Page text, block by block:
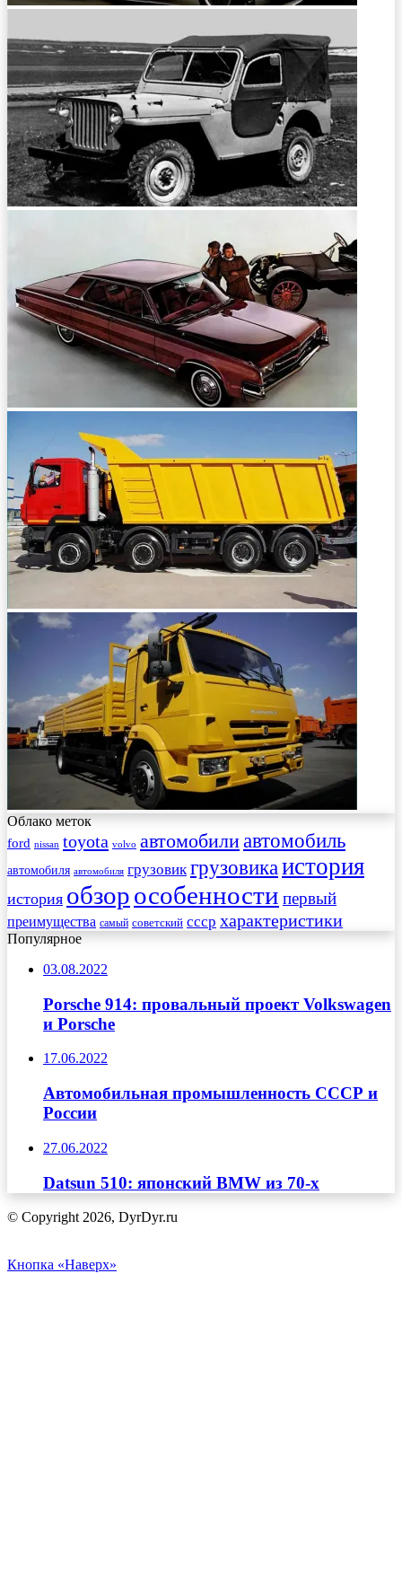
Облако меток
ford nissan toyota volvo автомобилиавтомобиль
автомобиля автомобиля грузовик грузовикаистория
история обзорособенности первый
преимущества самый советский ссср характеристики
Популярное
03.08.2022
Porsche 914: провальный проект Volkswagen
и Porsche
17.06.2022
Автомобильная промышленность СССР и
России
27.06.2022
Datsun 510: японский BMW из 70-х
© Copyright 2026, DyrDyr.ru
Кнопка «Наверх»